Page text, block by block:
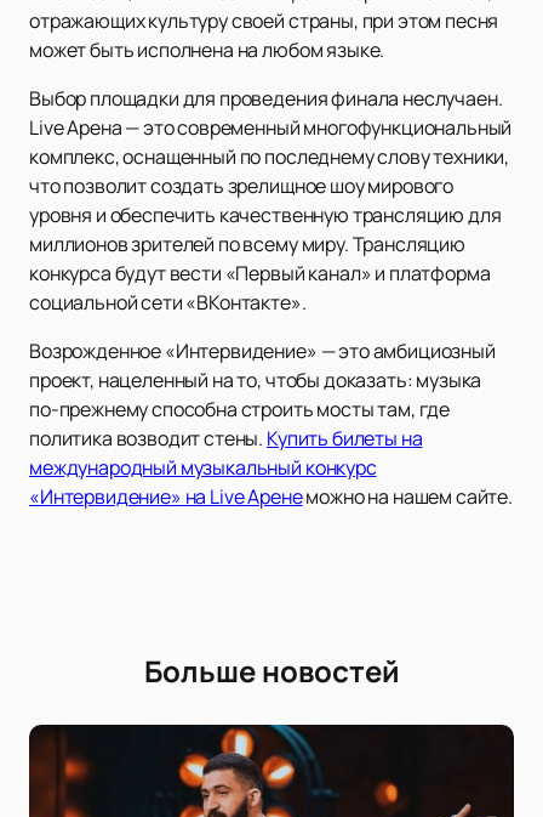
отражающих культуру своей страны, при этом песня
может быть исполнена на любом языке.
Выбор площадки для проведения финала неслучаен.
Live Арена — это современный многофункциональный
комплекс, оснащенный по последнему слову техники,
что позволит создать зрелищное шоу мирового
уровня и обеспечить качественную трансляцию для
миллионов зрителей по всему миру. Трансляцию
конкурса будут вести «Первый канал» и платформа
социальной сети «ВКонтакте».
Возрожденное «Интервидение» — это амбициозный
проект, нацеленный на то, чтобы доказать: музыка
по-прежнему способна строить мосты там, где
политика возводит стены. Купить билеты на
международный музыкальный конкурс
«Интервидение» на Live Аренеможно на нашем сайте.
Больше новостей